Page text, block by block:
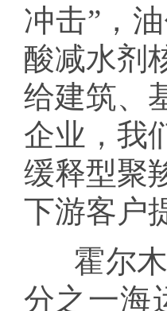
冲击”，
酸减水剂
给建筑、
企业，我
缓释型聚
下游客户
霍尔
分之一海